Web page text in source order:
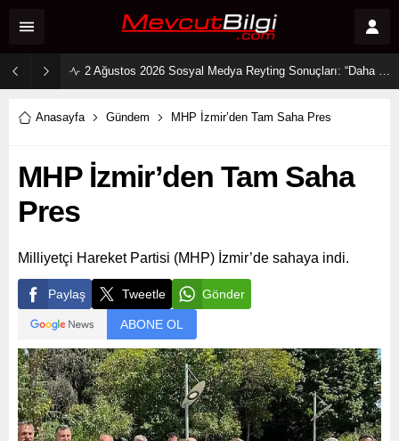
2 Ağustos 2026 Sosyal Medya Reyting Sonuçları: “Daha 17” Ekranlara Ambargo Koydu!
Anasayfa Gündem MHP İzmir’den Tam Saha Pres
MHP İzmir’den Tam Saha
Pres
Milliyetçi Hareket Partisi (MHP) İzmir’de sahaya indi.
Paylaş Tweetle Gönder
ABONE OL